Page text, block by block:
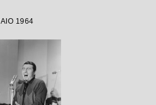
1964